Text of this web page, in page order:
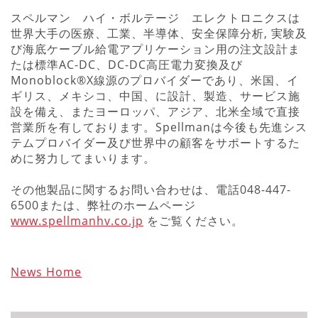
スペルマン ハイ・ボルテージ エレクトロニクスは
世界大手の医療、工業、半導体、安全保障分析, 実験及
び海底ケーブル給電アプリケーション用の注文設計ま
たは標準AC-DC、DC-DC高圧電力変換及び
Monoblock®X線源のプロバイダーであり、米国、イ
ギリス、メキシコ、中国、に設計、製造、サービス施
設を備え、またヨーロッパ、アジア、北米全域で直接
営業所を有しております。Spellmanは今後も先進シス
テムプロバイダー及び世界中の顧客をサポートするた
めに努力してまいります。
その他製品に関するお問い合わせは、電話048-447-
6500または、弊社のホームページ
www.spellmanhv.co.jp をご覧ください。
News Home